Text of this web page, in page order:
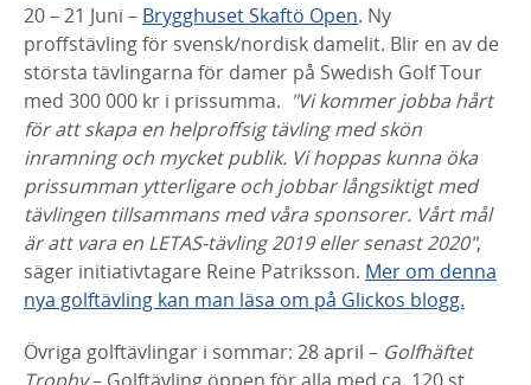
20 – 21 Juni – Brygghuset Skaftö Open. Ny
proffstävling för svensk/nordisk damelit. Blir en av de
största tävlingarna för damer på Swedish Golf Tour
med 300 000 kr i prissumma. "Vi kommer jobba hårt
för att skapa en helproffsig tävling med skön
inramning och mycket publik. Vi hoppas kunna öka
prissumman ytterligare och jobbar långsiktigt med
tävlingen tillsammans med våra sponsorer. Vårt mål
är att vara en LETAS-tävling 2019 eller senast 2020",
säger initiativtagare Reine Patriksson. Mer om denna
nya golftävling kan man läsa om på Glickos blogg.
Övriga golftävlingar i sommar: 28 april – Golfhäftet